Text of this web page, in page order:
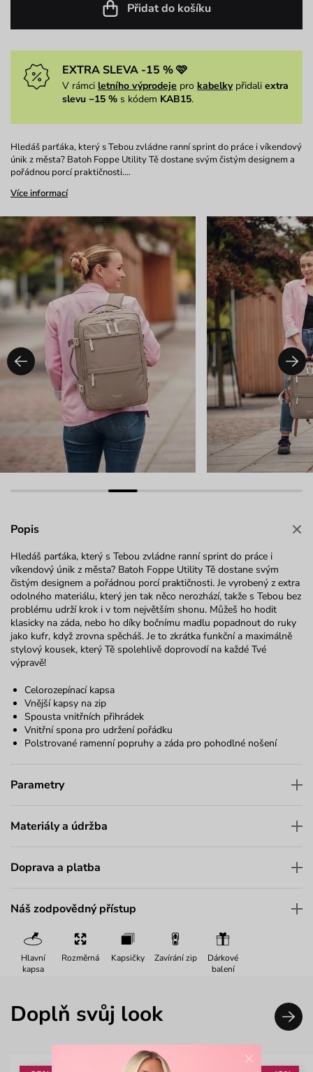
Přidat do košíku
EXTRA SLEVA -15 % 🩷
V rámci letního výprodeje pro kabelkypřidali extra
slevu −15 % s kódem KAB15.
Hledáš parťáka, který s Tebou zvládne ranní sprint do práce i víkendový
únik z města? Batoh Foppe Utility Tě dostane svým čistým designem a
pořádnou porcí praktičnosti.…
Více informací
Popis
Hledáš parťáka, který s Tebou zvládne ranní sprint do práce i
víkendový únik z města? Batoh Foppe Utility Tě dostane svým
čistým designem a pořádnou porcí praktičnosti. Je vyrobený z extra
odolného materiálu, který jen tak něco nerozhází, takže s Tebou bez
problému udrží krok i v tom největším shonu. Můžeš ho hodit
klasicky na záda, nebo ho díky bočnímu madlu popadnout do ruky
jako kufr, když zrovna spěcháš. Je to zkrátka funkční a maximálně
stylový kousek, který Tě spolehlivě doprovodí na každé Tvé
výpravě!
Celorozepínací kapsa
Vnější kapsy na zip
Spousta vnitřních přihrádek
Vnitřní spona pro udržení pořádku
Polstrované ramenní popruhy a záda pro pohodlné nošení
Parametry
Materiály a údržba
Doprava a platba
Náš zodpovědný přístup
Hlavní
kapsa
Rozměrná Kapsičky Zavírání zip
Dárkové
balení
Doplň svůj look
×